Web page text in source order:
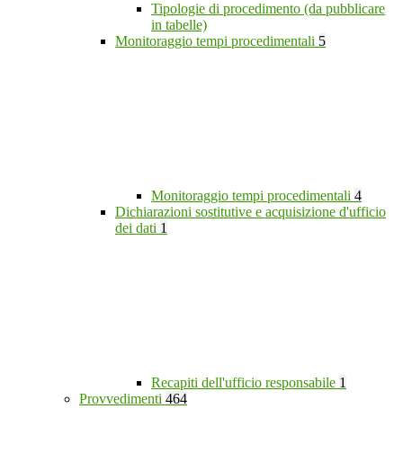
Tipologie di procedimento (da pubblicare
in tabelle)
Monitoraggio tempi procedimentali 5
Monitoraggio tempi procedimentali 4
Dichiarazioni sostitutive e acquisizione d'ufficio
dei dati 1
Recapiti dell'ufficio responsabile 1
Provvedimenti 464